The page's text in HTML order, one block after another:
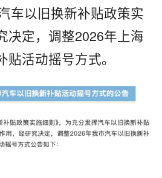
车以旧换新补贴政策实
决定，调整2026年上海
活动摇号方式。